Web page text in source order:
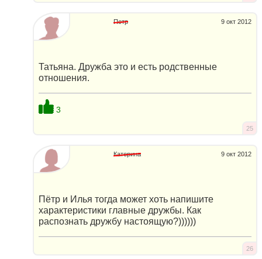
9 окт 2012
Петр
Татьяна. Дружба это и есть родственные
отношения.
3
25
9 окт 2012
Катерина
Пётр и Илья тогда может хоть напишите
характеристики главные дружбы. Как
распознать дружбу настоящую?))))))
26